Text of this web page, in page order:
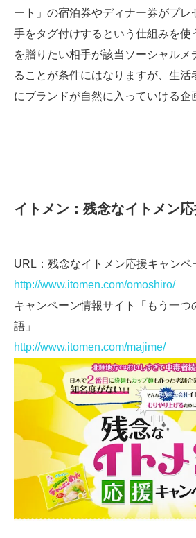
ート」の宿泊券やディナー券がプレ
手をタグ付けするという仕組みを使
を贈りたい相手が該当ソーシャルメ
ることが条件にはなりますが、生活
にブランドが自然に入っていける企
イトメン：残念なイトメン
URL：残念なイトメン応援キャンペ
http://www.itomen.com/omoshiro/
キャンペーン情報サイト「もう一つ
語」
http://www.itomen.com/majime/